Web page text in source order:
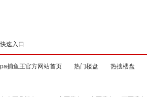
快速入口
pa捕鱼王官方网站首页 热门楼盘 热搜楼盘